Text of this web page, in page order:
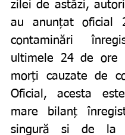
zilei de astăzi,
au anunțat oficial
contaminări
ultimele 24 de ore
morți cauzate de
Oficial, acesta
mare bilanț
singură si de la